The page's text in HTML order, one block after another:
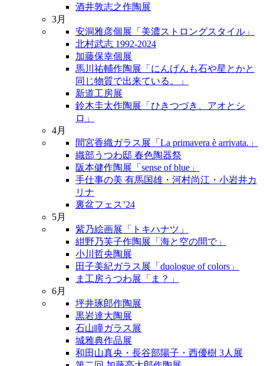
酒井敦志之作陶展
3月
安洞雅彦個展「美濃ストロングスタイル」
北村武志 1992-2024
加藤保幸個展
馬川祐輔作陶展「にんげんも石や星とかと
同じ物質で出来ている。」
新道工房展
鈴木圭太作陶展「ひきつづき、アオとシ
ロ」
4月
間宮香織ガラス展「La primavera è arrivata.」
織部うつわ邸 春色陶器祭
阪本健作陶展「sense of blue」
手仕事の美 有馬国雄・河村尚江・小岩井カ
リナ
裏盆フェス’24
5月
紫乃絵画展「トキハナツ」
紺野乃芙子作陶展「海と空の間で」
小川哲央陶展
田子美紀ガラス展「duologue of colors」
ま工房うつわ展「ま？」
6月
坪井琢郎作陶展
黒岩達大陶展
石山瞳ガラス展
城雅典作品展
和田山真央・長谷部陽子・西優樹 3人展